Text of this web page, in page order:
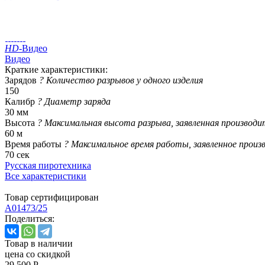
HD-Видео
Видео
Краткие характеристики:
Зарядов ? Количество разрывов у одного изделия
150
Калибр ? Диаметр заряда
30 мм
Высота ? Максимальная высота разрыва, заявленная
60 м
Время работы ? Максимальное время работы, заявленное
70 сек
Русская пиротехника
Все характеристики
Товар сертифицирован
A01473/25
Поделиться:
Товар в наличии
цена со скидкой